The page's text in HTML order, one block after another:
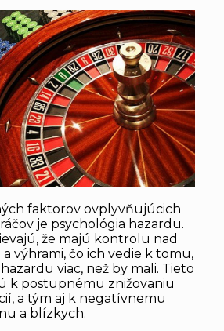
faktorov ovplyvňujúcich
je psychológia hazardu.
že majú kontrolu nad
a výhrami, čo ich vedie k tomu,
viac, než by mali. Tieto
k postupnému znižovaniu
a tým aj k negatívnemu
a blízkych.